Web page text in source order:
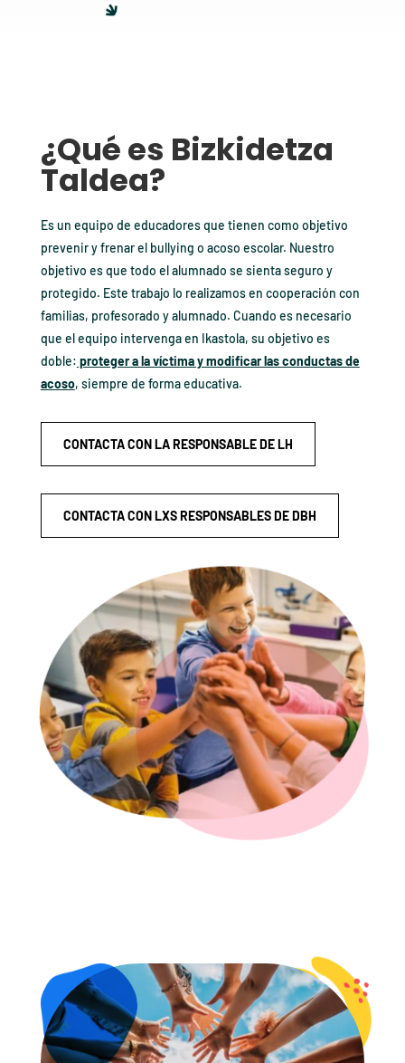
¿Qué es Bizkidetza
Taldea?
Es un equipo de educadores que tienen como objetivo
prevenir y frenar el bullying o acoso escolar. Nuestro
objetivo es que todo el alumnado se sienta seguro y
protegido. Este trabajo lo realizamos en cooperación con
familias, profesorado y alumnado. Cuando es necesario
que el equipo intervenga en Ikastola, su objetivo es
doble: proteger a la víctima y modificar las conductas de
acoso, siempre de forma educativa.
CONTACTA CON LA RESPONSABLE DE LH
CONTACTA CON LXS RESPONSABLES DE DBH